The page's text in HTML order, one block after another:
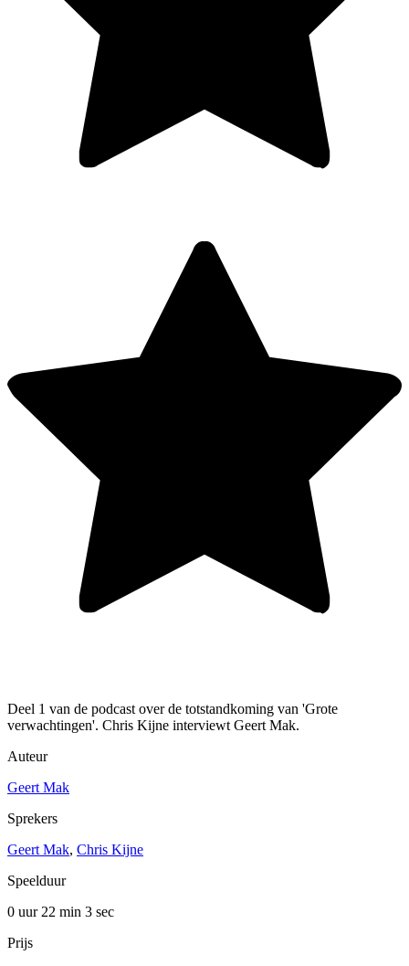
Deel 1 van de podcast over de totstandkoming van 'Grote
verwachtingen'. Chris Kijne interviewt Geert Mak.
Auteur
Geert Mak
Sprekers
Geert Mak, Chris Kijne
Speelduur
0 uur 22 min 3 sec
Prijs